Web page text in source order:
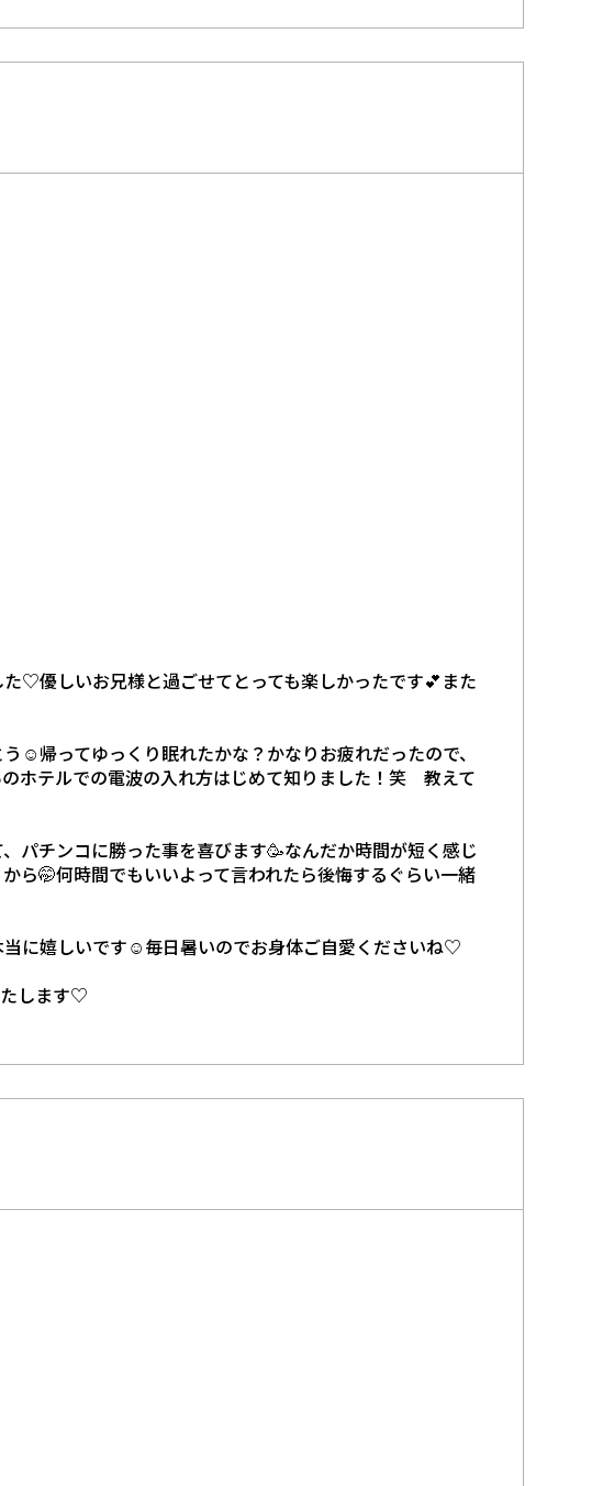
♡優しいお兄様と過ごせてとっても楽しかったです💕また
☺️帰ってゆっくり眠れたかな？かなりお疲れだったので、
ホテルでの電波の入れ方はじめて知りました！笑 教えて
パチンコに勝った事を喜びます🥳なんだか時間が短く感じ
ら🤭何時間でもいいよって言われたら後悔するぐらい一緒
に嬉しいです☺️毎日暑いのでお身体ご自愛くださいね♡
します♡